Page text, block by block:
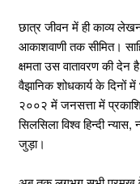
छात्र जीवन में ही काव्य
आकाशवाणी तक सीमित।
क्षमता उस वातावरण की
वैझानिक शोधकार्य के दिनों
२००२ में जनसत्ता में
सिलसिला विश्व हिन्दी
जुड़ा।